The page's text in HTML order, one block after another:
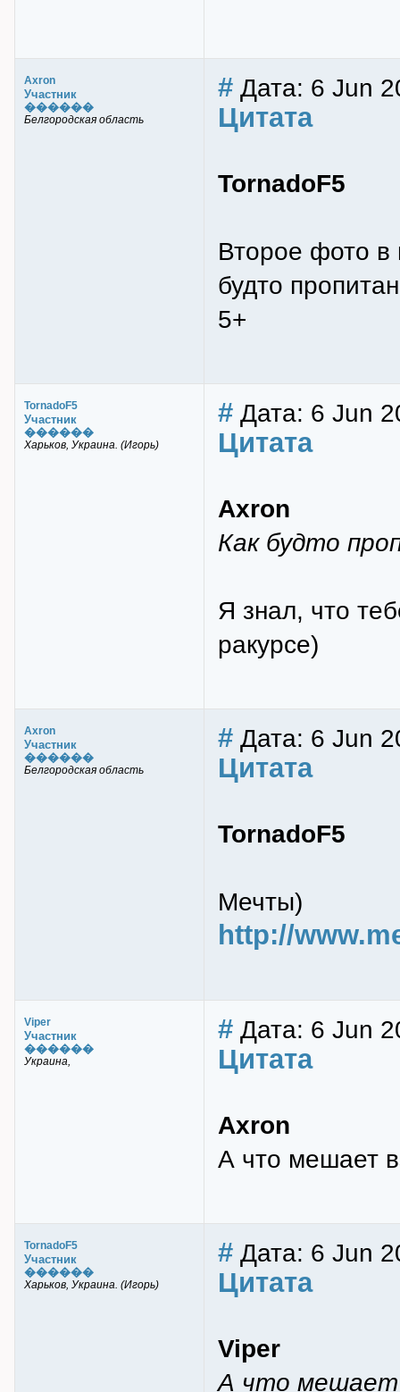
Axron
Участник
������
Белгородская область
# Дата: 6 Jun
Цитата
TornadoF5
Второе фото в
будто
5+
TornadoF5
Участник
������
Харьков, Украина. (Игорь)
# Дата: 6 Jun
Цитата
Axron
Как будто
Я знал, что
ракурсе)
Axron
Участник
������
Белгородская область
# Дата: 6 Jun
Цитата
TornadoF5
Мечты)
http://
Viper
Участник
������
Украина,
# Дата: 6 Jun
Цитата
Axron
А что мешает
TornadoF5
Участник
������
Харьков, Украина. (Игорь)
# Дата: 6 Jun
Цитата
Viper
А что мешает